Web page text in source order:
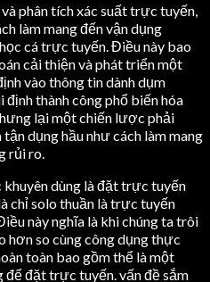
phân tích xác suất trực tuyến,
làm mang đến vận dụng
cá trực tuyến. Điều này bao
cải thiện và phát triển một
vào thông tin dành dụm
thành công phổ biến hóa
lại một chiến lược phải
dụng hầu như cách làm mang
rủi ro.
dùng là đặt trực tuyến
chỉ solo thuần là trực tuyến
này nghĩa là khi chúng ta trôi
hơn so cùng công dụng thực
toàn bao gồm thể là một
để đặt trực tuyến. vấn đề sắm